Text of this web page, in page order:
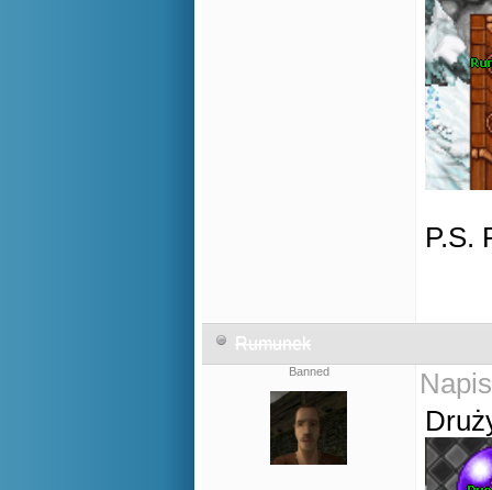
P.S.
Rumunek
Banned